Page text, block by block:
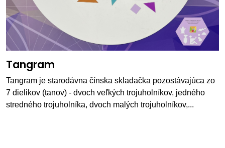
Tangram
Tangram je starodávna čínska skladačka pozostávajúca zo
7 dielikov (tanov) - dvoch veľkých trojuholníkov, jedného
stredného trojuholníka, dvoch malých trojuholníkov,...